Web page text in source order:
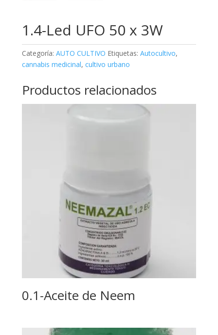
1.4-Led UFO 50 x 3W
Categoría: AUTO CULTIVO Etiquetas: Autocultivo,
cannabis medicinal, cultivo urbano
Productos relacionados
0.1-Aceite de Neem